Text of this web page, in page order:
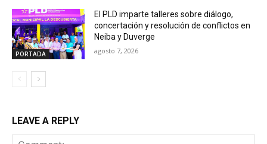
PORTADA
El PLD imparte talleres sobre diálogo,
concertación y resolución de conflictos en
Neiba y Duverge
agosto 7, 2026
LEAVE A REPLY